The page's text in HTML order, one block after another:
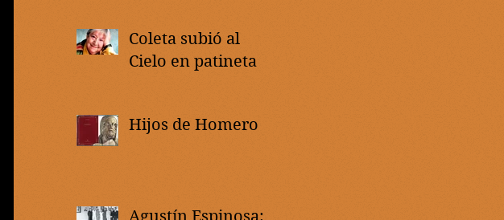
Coleta subió al
Cielo en patineta
Hijos de Homero